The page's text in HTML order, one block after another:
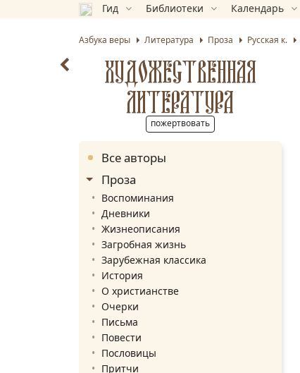
Гид Библиотеки Календарь
Азбука веры Литература Проза Русская к.
ХУДОЖЕСТВЕННАЯ
ЛИТЕРАТУРА
пожертвовать
Все авторы
Проза
Воспоминания
Дневники
Жизнеописания
Загробная жизнь
Зарубежная классика
История
О христианстве
Очерки
Письма
Повести
Пословицы
Притчи